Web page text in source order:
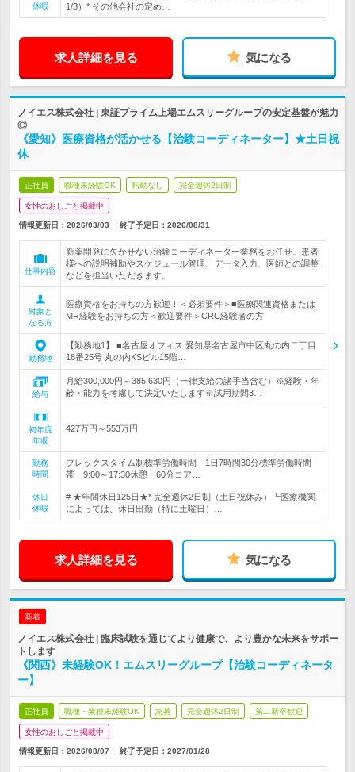
休暇
1/3）* その他会社の定め…
求人詳細を見る 気になる
ノイエス株式会社 | 東証プライム上場エムスリーグループの安定基盤が魅力
◎
《愛知》医療資格が活かせる【治験コーディネーター】★土日祝
休
正社員 職種未経験OK 転勤なし 完全週休2日制
女性のおしごと掲載中
情報更新日：2026/03/03 終了予定日： 2026/08/31
仕事内容
新薬開発に欠かせない治験コーディネーター業務をお任せ。患者
様への説明補助やスケジュール管理、データ入力、医師との調整
などを担当いただきます。
対象と
なる方
医療資格をお持ちの方歓迎！＜必須要件＞■医療関連資格または
MR経験をお持ちの方＜歓迎要件＞CRC経験者の方
勤務地
【勤務地1】 ■名古屋オフィス 愛知県名古屋市中区丸の内二丁目
18番25号 丸の内KSビル15階…
給与
月給300,000円～385,630円（一律支給の諸手当含む）※経験・年
齢・能力を考慮して決定いたします※試用期間3…
初年度
年収
427万円～553万円
勤務
時間
フレックスタイム制標準労働時間 1日7時間30分標準労働時間
帯 9:00～17:30休憩 60分コア…
休日
休暇
# ★年間休日125日★* 完全週休2日制（土日祝休み）┗医療機関
によっては、休日出勤（特に土曜日）…
求人詳細を見る 気になる
新着
ノイエス株式会社 | 臨床試験を通じてより健康で、より豊かな未来をサポー
トします
《関西》未経験OK！エムスリーグループ【治験コーディネータ
ー】
正社員 職種・業種未経験OK 急募 完全週休2日制 第二新卒歓迎
女性のおしごと掲載中
情報更新日：2026/08/07 終了予定日： 2027/01/28